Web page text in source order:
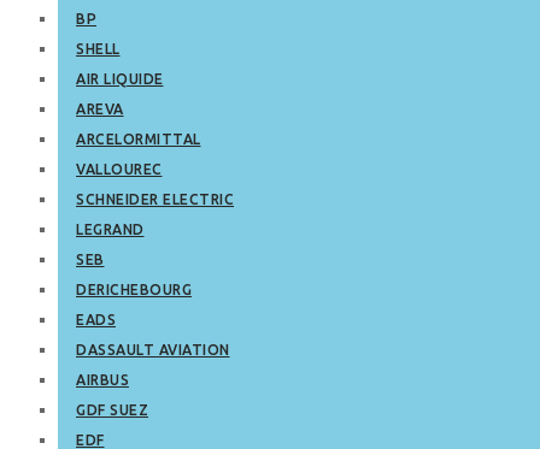
BP
SHELL
AIR LIQUIDE
AREVA
ARCELORMITTAL
VALLOUREC
SCHNEIDER ELECTRIC
LEGRAND
SEB
DERICHEBOURG
EADS
DASSAULT AVIATION
AIRBUS
GDF SUEZ
EDF